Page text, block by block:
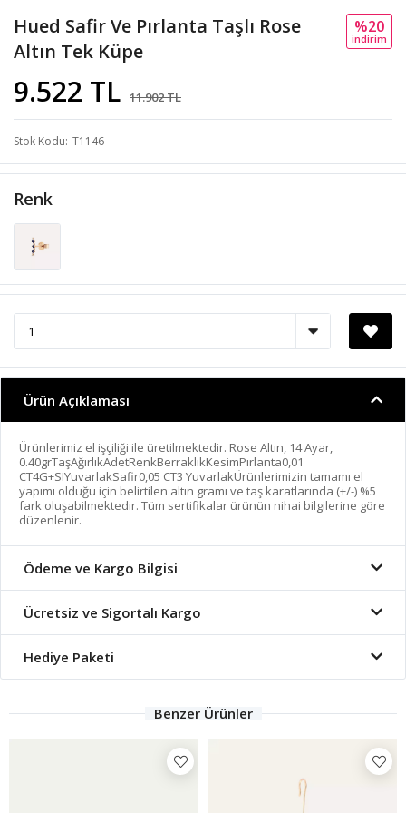
Hued Safir Ve Pırlanta Taşlı Rose
Altın Tek Küpe
9.522 TL 11.902 TL
%20
i̇ndi̇ri̇m
Stok Kodu T1146
Renk
Ürün Açıklaması
Ürünlerimiz el işçiliği ile üretilmektedir. Rose Altın, 14 Ayar,
0.40grTaşAğırlıkAdetRenkBerraklıkKesimPırlanta0,01
CT4G+SIYuvarlakSafir0,05 CT3 YuvarlakÜrünlerimizin tamamı el
yapımı olduğu için belirtilen altın gramı ve taş karatlarında (+/-) %5
fark oluşabilmektedir. Tüm sertifikalar ürünün nihai bilgilerine göre
düzenlenir.
Ödeme ve Kargo Bilgisi
Ücretsiz ve Sigortalı Kargo
Hediye Paketi
Benzer Ürünler